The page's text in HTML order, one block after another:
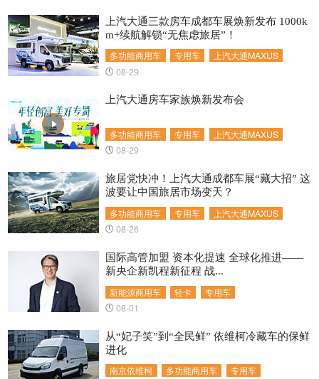
多功能商用车 专用车 上汽大通MAXUS
上汽大通三款房车成都车展焕新发布 1000k
m+续航解锁“无焦虑旅居”！
08-29
多功能商用车 专用车 上汽大通MAXUS
上汽大通房车家族焕新发布会
08-29
多功能商用车 专用车 上汽大通MAXUS
旅居党快冲！上汽大通成都车展“藏大招” 这
波要让中国旅居市场变天？
08-26
新能源商用车 轻卡 专用车
国际高管加盟 资本化提速 全球化推进——
新央企新凯程新征程 战...
08-01
南京依维柯 多功能商用车 专用车
从“妃子笑”到“全民鲜” 依维柯冷藏车的保鲜
进化